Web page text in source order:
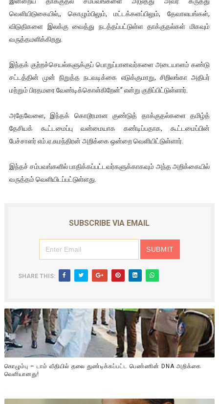
வலிமை தான் அஜித் திரைப்பயணத்திலே அதிக காலெக்ஷன் செய்த
அல்வா கொடுக்கின்றது இலங்கை!
கதிரவன் வாசகர்களுக்கு இனிய பொங்கல் புத்தாண்டு
வெளியிடுகையில்,, கொழும்பிலும், மட்டக்களப்பிலும், தேவாலயங்கள்,
விடுதிகளை இலக்கு வைத்து நடத்தப்பட்டுள்ள தாக்குதல்கள் மிகவும்
வருத்தமளிக்கிறது.
இந்தக் குற்றச்செயல்களுக்குப் பொறுப்பானவர்களை அடையாளம் கண்டு
சட்டத்தின் முன் நிறுத்த நடவடிக்கை எடுக்குமாறு, சிறிலங்கா அதிபர்
மற்றும் பிரதமரை வேண்டிக்கொள்கிறேன்” என்று குறிப்பிட்டுள்ளார்.
அதேவேளை, இந்தக் கொடூரமான குண்டுத் தாக்குதல்களை தமிழ்த்
தேசியக் கூட்டமைப்பு வன்மையாக கண்டிப்பதாக, கூட்டமைப்பின்
பேச்சாளர் எம்.ஏ.சுமந்திரன் அறிக்கை ஒன்றை வெளியிட்டுள்ளார்.
இந்தச் சம்பவங்களில் பாதிக்கப்பட்டவர்களுக்காகவும் அந்த அறிக்கையில்
வருத்தம் வெளியிடப்பட்டுள்ளது.
SUBSCRIBE VIA EMAIL
SHARE THIS:
கொழும்பு – டாம் வீதியில் தலை துண்டிக்கப்பட்ட பெண்ணின் DNA அறிக்கை
வௌியானது!